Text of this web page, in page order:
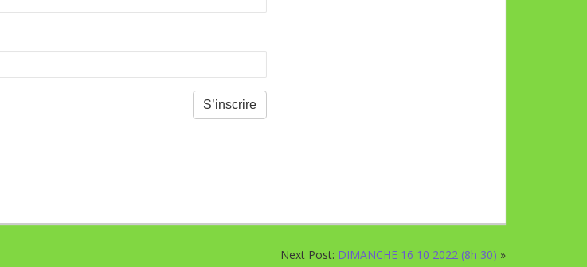
Next Post: DIMANCHE 16 10 2022 (8h 30) »